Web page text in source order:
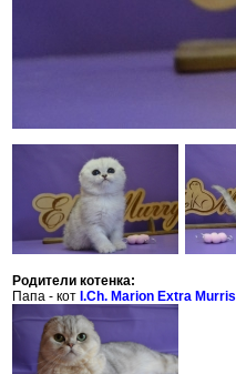
Родители котенка:
Папа - кот I.Ch. Marion Extra Murris